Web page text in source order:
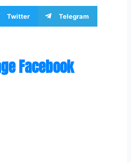
Twitter Telegram
Facebook